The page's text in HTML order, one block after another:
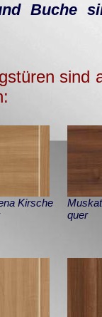
Buche
sind
Kirsche
quer